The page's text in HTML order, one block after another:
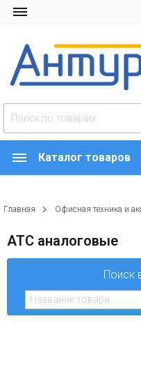
Каталог товаров
Главная Офисная техника и
АТС аналоговые
Поиск